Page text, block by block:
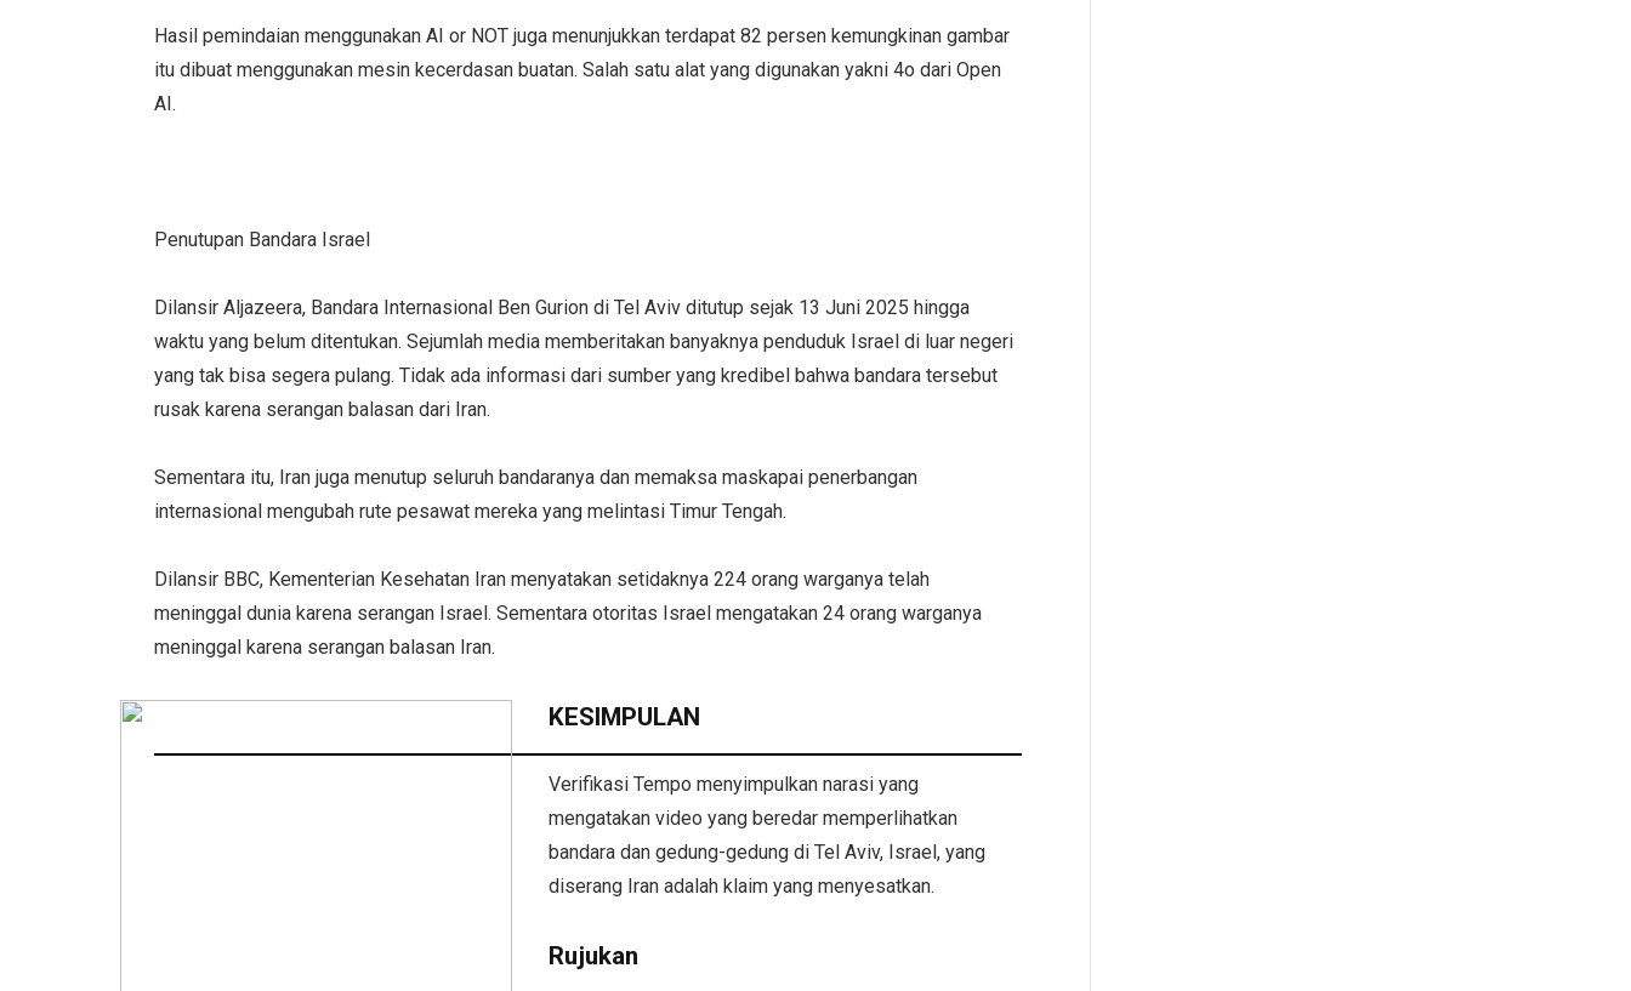
Hasil pemindaian menggunakan AI or NOT juga menunjukkan terdapat 82 persen kemungkinan gambar
itu dibuat menggunakan mesin kecerdasan buatan. Salah satu alat yang digunakan yakni 4o dari Open
AI.
Penutupan Bandara Israel
Dilansir Aljazeera, Bandara Internasional Ben Gurion di Tel Aviv ditutup sejak 13 Juni 2025 hingga
waktu yang belum ditentukan. Sejumlah media memberitakan banyaknya penduduk Israel di luar negeri
yang tak bisa segera pulang. Tidak ada informasi dari sumber yang kredibel bahwa bandara tersebut
rusak karena serangan balasan dari Iran.
Sementara itu, Iran juga menutup seluruh bandaranya dan memaksa maskapai penerbangan
internasional mengubah rute pesawat mereka yang melintasi Timur Tengah.
Dilansir BBC, Kementerian Kesehatan Iran menyatakan setidaknya 224 orang warganya telah
meninggal dunia karena serangan Israel. Sementara otoritas Israel mengatakan 24 orang warganya
meninggal karena serangan balasan Iran.
KESIMPULAN
Verifikasi Tempo menyimpulkan narasi yang
mengatakan video yang beredar memperlihatkan
bandara dan gedung-gedung di Tel Aviv, Israel, yang
diserang Iran adalah klaim yang menyesatkan.
Rujukan